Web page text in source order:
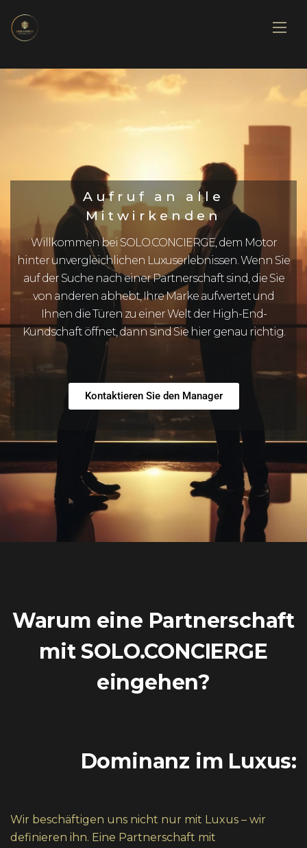
Aufruf an alle
Mitwirkenden
Willkommen bei SOLO.CONCIERGE, dem Motor
hinter unvergleichlichen Luxuserlebnissen. Wenn Sie
auf der Suche nach einer Partnerschaft sind, die Sie
von anderen abhebt, Ihre Marke aufwertet und
Ihnen die Türen zu einer Welt der High-End-
Kundschaft öffnet, dann sind Sie hier genau richtig.
Kontaktieren Sie den Manager
Warum eine Partnerschaft
mit SOLO.CONCIERGE
eingehen?
Dominanz im Luxus:
Wir beschäftigen uns nicht nur mit Luxus – wir
definieren ihn. Eine Partnerschaft mit